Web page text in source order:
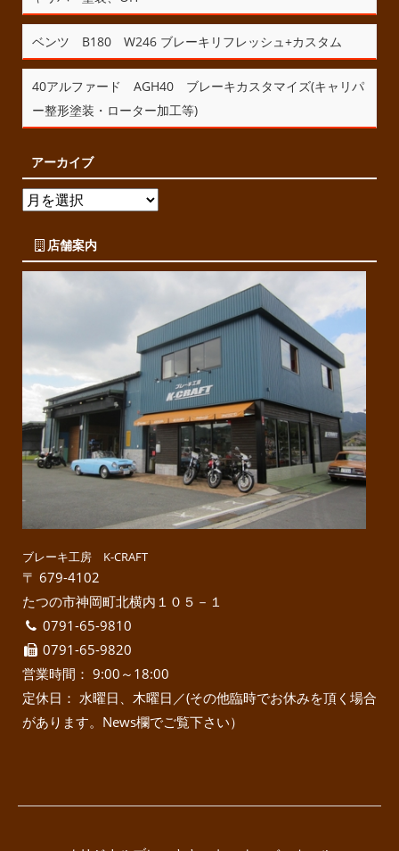
ベンツ B180 W246 ブレーキリフレッシュ+カスタム
40アルファード AGH40 ブレーキカスタマイズ(キャリパ
ー整形塗装・ローター加工等)
アーカイブ
店舗案内
ブレーキ工房 K-CRAFT
〒 679-4102
たつの市神岡町北横内１０５－１
0791-65-9810
0791-65-9820
営業時間： 9:00～18:00
定休日： 水曜日、木曜日／(その他臨時でお休みを頂く場合
があります。News欄でご覧下さい）